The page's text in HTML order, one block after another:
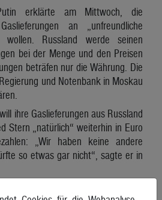
erklärte am Mittwoch, die
an „unfreundliche
Russland werde seinen
bei der Menge und den Preisen
beträfen nur die Währung. Die
und Notenbank in Moskau
ihre Gaslieferungen aus Russland
Stern „natürlich“ weiterhin in Euro
„Wir haben keine andere
so etwas gar nicht“, sagte er in